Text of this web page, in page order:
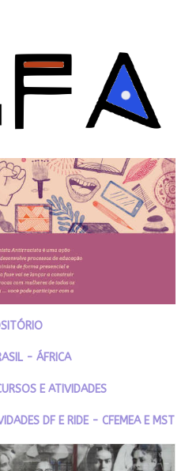
- ÁFRICA
E ATIVIDADES
DF E RIDE - CFEMEA E MST